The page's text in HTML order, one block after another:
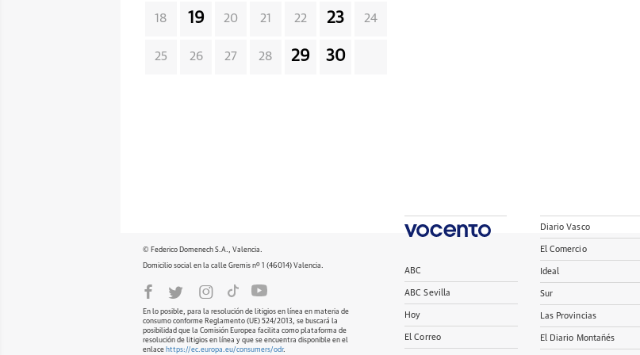
18 19 20 21 22 23 24
25 26 27 28 29 30
© Federico Domenech S.A., Valencia.
Domicilio social en la calle Gremis nº 1 (46014) Valencia.
En lo posible, para la resolución de litigios en línea en materia de
consumo conforme Reglamento (UE) 524/2013, se buscará la
posibilidad que la Comisión Europea facilita como plataforma de
resolución de litigios en línea y que se encuentra disponible en el
enlace https://ec.europa.eu/consumers/odr.
ABC
ABC Sevilla
Hoy
El Correo
Diario Vasco
El Comercio
Ideal
Sur
Las Provincias
El Diario Montañés